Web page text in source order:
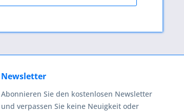
Newsletter
Abonnieren Sie den kostenlosen Newsletter
und verpassen Sie keine Neuigkeit oder